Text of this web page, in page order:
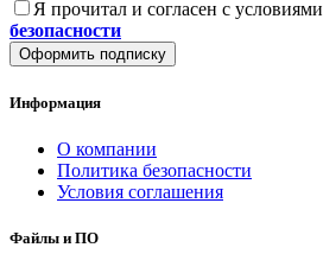
Я прочитал и согласен с условиями
безопасности
Оформить подписку
Информация
О компании
Политика безопасности
Условия соглашения
Файлы и ПО